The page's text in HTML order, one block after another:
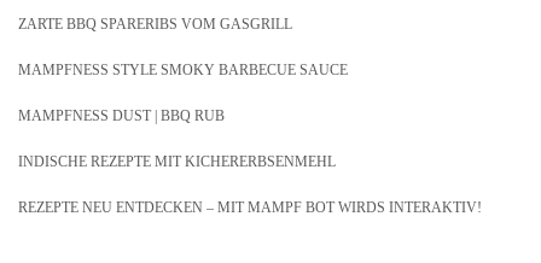
ZARTE BBQ SPARERIBS VOM GASGRILL
MAMPFNESS STYLE SMOKY BARBECUE SAUCE
MAMPFNESS DUST | BBQ RUB
INDISCHE REZEPTE MIT KICHERERBSENMEHL
REZEPTE NEU ENTDECKEN – MIT MAMPF BOT WIRDS INTERAKTIV!